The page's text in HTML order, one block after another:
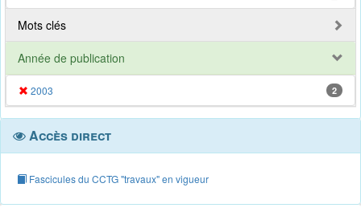
Mots clés
Année de publication
2003 2
Accès direct
Fascicules du CCTG "travaux" en vigueur